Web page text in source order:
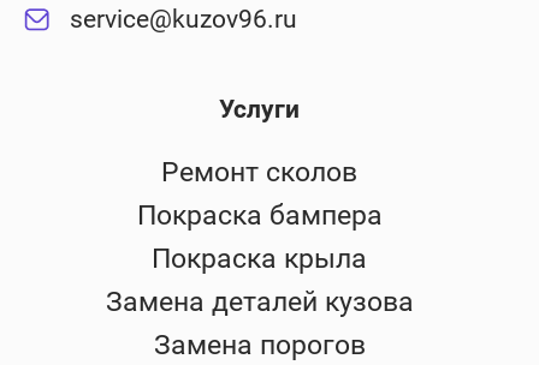
Услуги
Ремонт сколов
Покраска бампера
Покраска крыла
Замена деталей кузова
Замена порогов
service@kuzov96.ru